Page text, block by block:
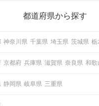
の楽しいことアイデアを集めました♪ い
都道府県から探す
神奈川県 千葉県 埼玉県 茨城県 栃
京都府 兵庫県 滋賀県 奈良県 和歌
静岡県 岐阜県 三重県